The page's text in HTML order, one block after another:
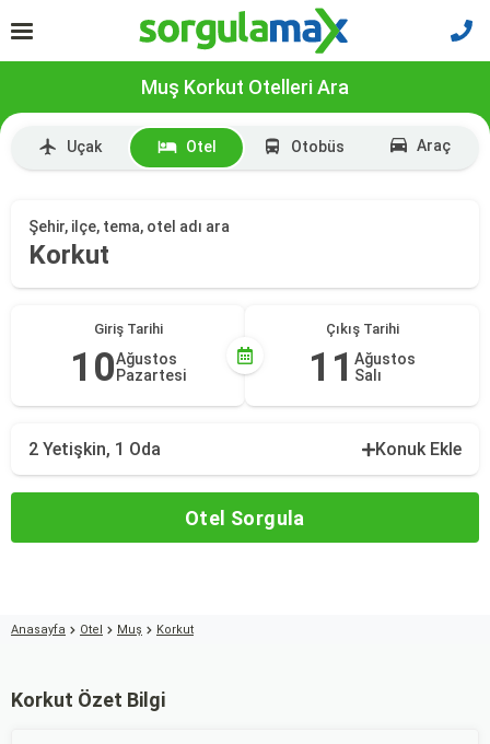
Muş Korkut Otelleri Ara
Uçak Otel Otobüs Araç
Şehir, ilçe, tema, otel adı ara
Korkut
Giriş Tarihi
10Ağustos
Pazartesi
Çıkış Tarihi
11 Ağustos
Salı
2 Yetişkin, 1 Oda Konuk Ekle
Otel Sorgula
Anasayfa Otel Muş Korkut
Korkut Özet Bilgi